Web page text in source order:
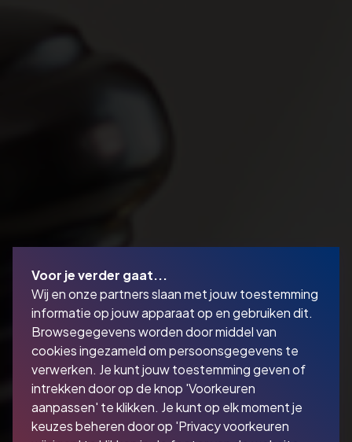
Voor je verder gaat...
Wij en onze partners slaan met jouw toestemming
informatie op jouw apparaat op en gebruiken dit.
Browsegegevens worden door middel van
cookies ingezameld om persoonsgegevens te
verwerken. Je kunt jouw toestemming geven of
intrekken door op de knop 'Voorkeuren
aanpassen' te klikken. Je kunt op elk moment je
keuzes beheren door op 'Privacy voorkeuren